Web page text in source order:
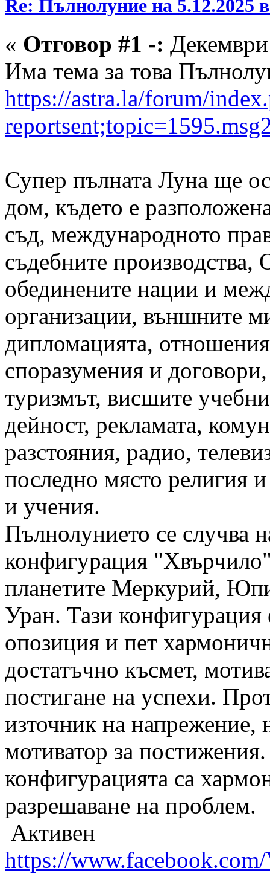
Re: Пълнолуние на 5.12.2025
« Отговор #1 -:
Има тема за това
https://astra.la/forum/
Супер пълната Луна ще
дом, където е
съд, международното
съдебните производства,
обединените нации и
организации, външните
дипломацията,
споразумения и
туризмът, висшите учебни
дейност, рекламата,
разстояния, радио,
последно място религия
и учения.
Пълнолунието се случва
конфигурация
планетите Меркурий,
Уран. Тази конфигурация
опозиция и пет
достатъчно късмет,
постигане на успехи.
източник на напрежение,
мотиватор за
конфигурацията са
разрешаване на проблем.
Активен
https://